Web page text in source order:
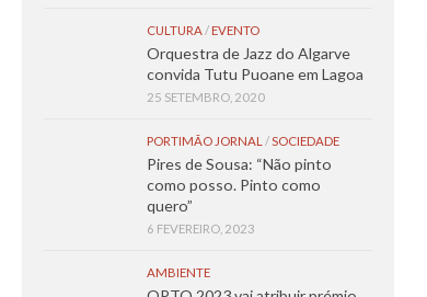
CULTURA/ EVENTO
Orquestra de Jazz do Algarve
convida Tutu Puoane em Lagoa
25 SETEMBRO, 2020
PORTIMÃO JORNAL /SOCIEDADE
Pires de Sousa: “Não pinto
como posso. Pinto como
quero”
6 FEVEREIRO, 2023
AMBIENTE